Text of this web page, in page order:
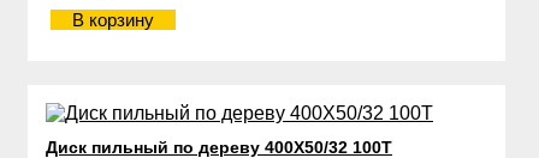
В корзину
Диск пильный по дереву 400Х50/32 100Т